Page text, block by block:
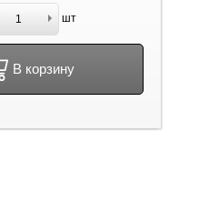
шт
В корзину